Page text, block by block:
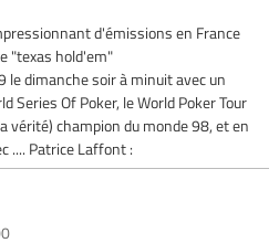
d'émissions en France
"texas hold'em"
le dimanche soir à minuit avec un
Series Of Poker, le World Poker Tour
vérité) champion du monde 98, et en
.... Patrice Laffont :